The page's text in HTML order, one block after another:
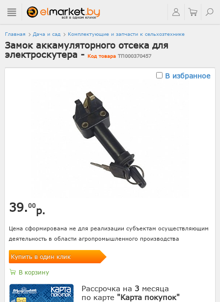
Главная Дача и сад Комплектующие и запчасти к сельхозтехнике
Замок аккамуляторного отсека для
электроскутера - Код товара ТП000370457
В избранное
39.00р.
Цена сформирована не для реализации субъектам осуществляющим
деятельность в области агропромышленного производства
Купить в один клик
В корзину
Рассрочка на 3 месяца
по карте "Карта покупок"